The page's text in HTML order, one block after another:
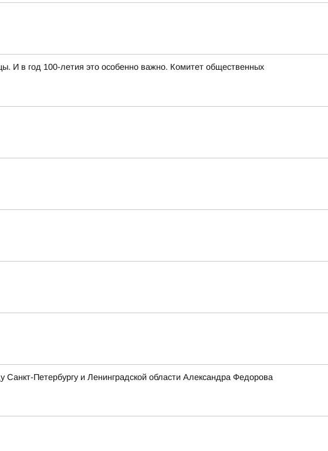
И в год 100-летия это особенно важно. Комитет общественных
Петербургу и Ленинградской области Александра Федорова